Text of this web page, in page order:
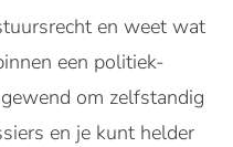
en weet wat
een politiek-
om zelfstandig
en je kunt helder